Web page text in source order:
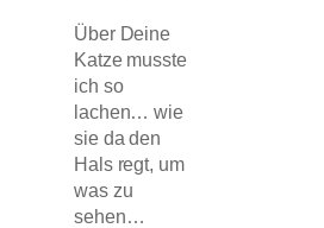
Über Deine
Katze musste
ich so
lachen… wie
sie da den
Hals regt, um
was zu
sehen…